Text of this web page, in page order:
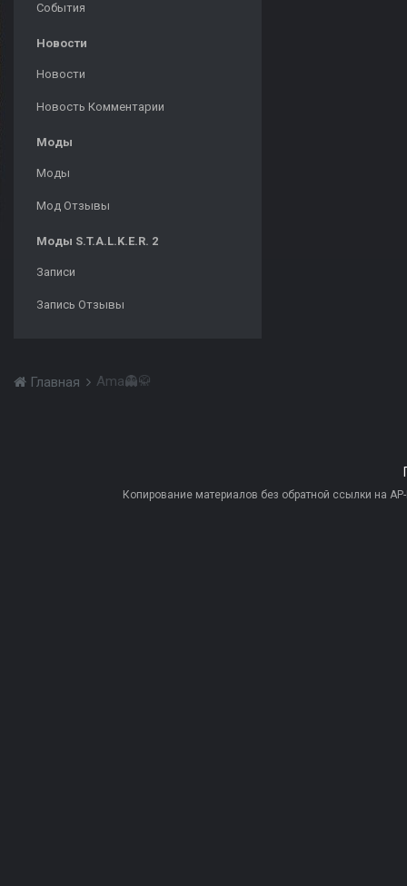
События
Новости
Новости
Новость Комментарии
Моды
Моды
Мод Отзывы
Моды S.T.A.L.K.E.R. 2
Записи
Запись Отзывы
Главная Ama👻🥋
Копирование материалов без обратной ссылки на